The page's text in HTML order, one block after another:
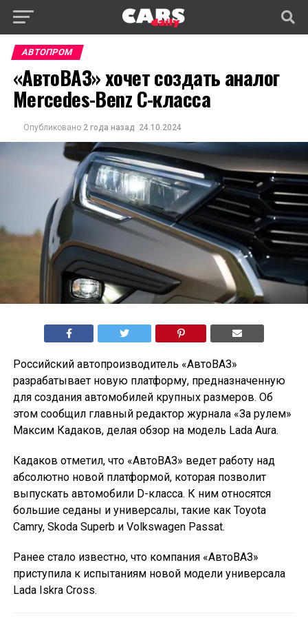
АВТОПРОМ
«АвтоВАЗ» хочет создать аналог
Mercedes-Benz С-класса
Опубликовано 2 года назад 24.10.2024
Российский автопроизводитель «АвтоВАЗ»
разрабатывает новую платформу, предназначенную
для создания автомобилей крупных размеров. Об
этом сообщил главный редактор журнала «За рулем»
Максим Кадаков, делая обзор на модель Lada Aura.
Кадаков отметил, что «АвтоВАЗ» ведет работу над
абсолютно новой платформой, которая позволит
выпускать автомобили D-класса. К ним относятся
большие седаны и универсалы, такие как Toyota
Camry, Skoda Superb и Volkswagen Passat.
Ранее стало известно, что компания «АвтоВАЗ»
приступила к испытаниям новой модели универсала
Lada Iskra Cross.